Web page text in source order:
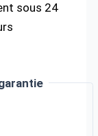
sous 24